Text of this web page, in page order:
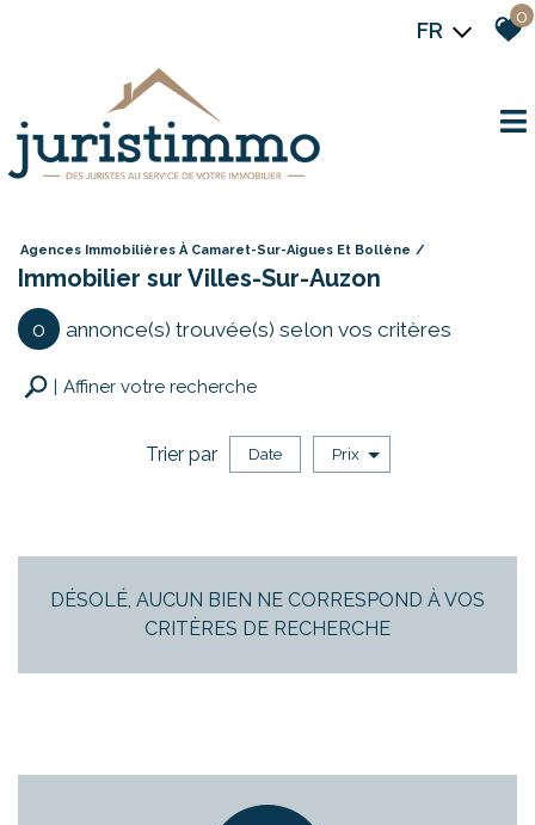
FR
0
Agences Immobilières À Camaret-Sur-Aigues Et Bollène
Immobilier sur Villes-Sur-Auzon
0 annonce(s) trouvée(s) selon vos critères
Affiner votre recherche
Trier par Date Prix
DÉSOLÉ, AUCUN BIEN NE CORRESPOND À VOS
CRITÈRES DE RECHERCHE